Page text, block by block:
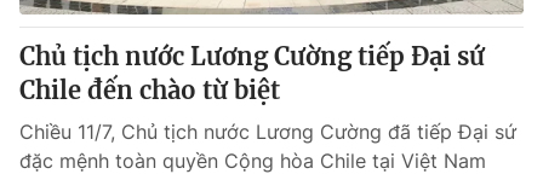
Chủ tịch nước Lương Cường tiếp Đại sứ
Chile đến chào từ biệt
Chiều 11/7, Chủ tịch nước Lương Cường đã tiếp Đại sứ
đặc mệnh toàn quyền Cộng hòa Chile tại Việt Nam